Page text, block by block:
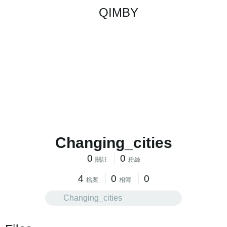
QIMBY
Changing_cities
0 關註 0 粉絲
4 檔案 0 相簿 0